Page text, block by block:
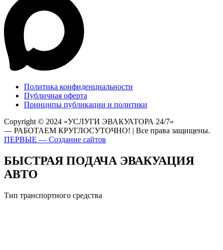
Политика конфиденциальности
Публичная оферта
Принципы публикации и политики
Copyright © 2024 «УСЛУГИ ЭВАКУАТОРА 24/7»
— РАБОТАЕМ КРУГЛОСУТОЧНО! | Все права защищены.
ПЕРВЫЕ — Создание сайтов
БЫСТРАЯ ПОДАЧА ЭВАКУАЦИЯ
АВТО
Тип транспортного средства